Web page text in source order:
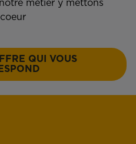
métier y mettons
QUI VOUS